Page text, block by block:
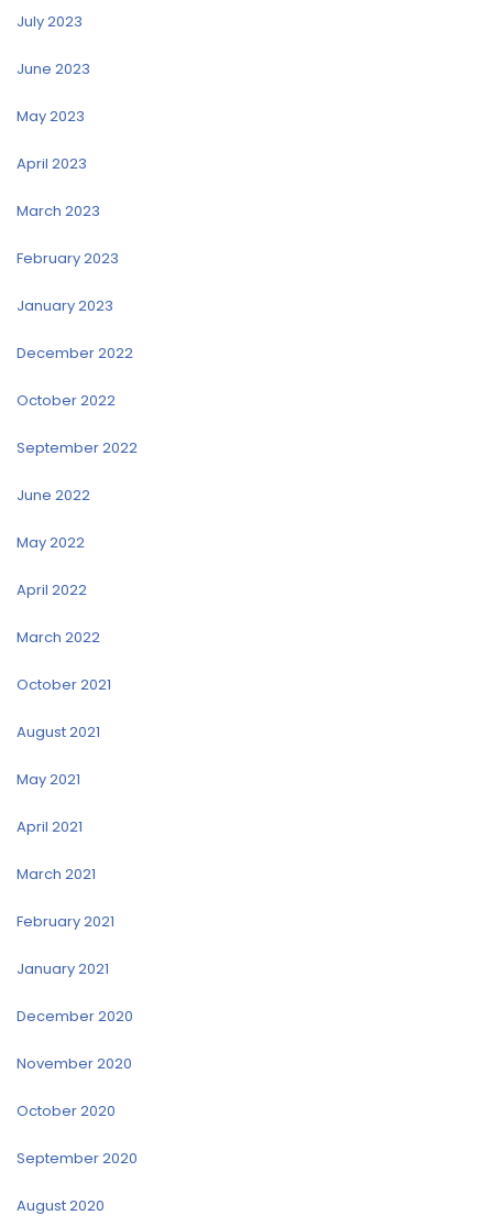
July 2023
June 2023
May 2023
April 2023
March 2023
February 2023
January 2023
December 2022
October 2022
September 2022
June 2022
May 2022
April 2022
March 2022
October 2021
August 2021
May 2021
April 2021
March 2021
February 2021
January 2021
December 2020
November 2020
October 2020
September 2020
August 2020